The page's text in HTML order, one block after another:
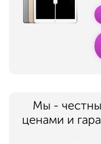
Мы -
ценами и